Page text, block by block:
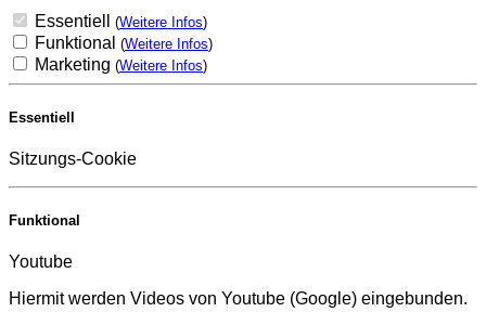
Essentiell (Weitere Infos)
Funktional (Weitere Infos)
Marketing (Weitere Infos)
Essentiell
Sitzungs-Cookie
Funktional
Youtube
Hiermit werden Videos von Youtube (Google) eingebunden.